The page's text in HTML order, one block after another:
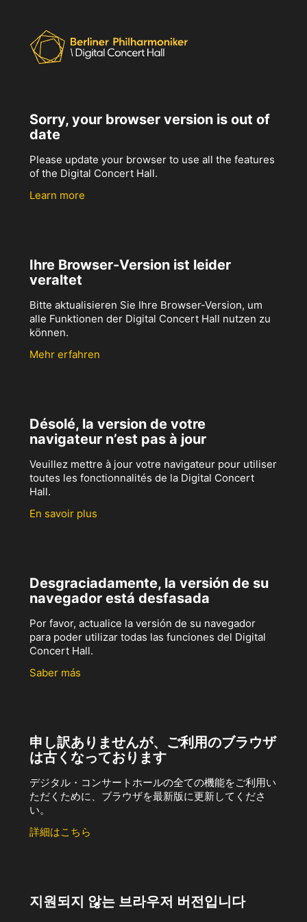
Sorry, your browser version is out of
date
Please update your browser to use all the features
of the Digital Concert Hall.
Learn more
Ihre Browser-Version ist leider
veraltet
Bitte aktualisieren Sie Ihre Browser-Version, um
alle Funktionen der Digital Concert Hall nutzen zu
können.
Mehr erfahren
Désolé, la version de votre
navigateur n’est pas à jour
Veuillez mettre à jour votre navigateur pour utiliser
toutes les fonctionnalités de la Digital Concert
Hall.
En savoir plus
Desgraciadamente, la versión de su
navegador está desfasada
Por favor, actualice la versión de su navegador
para poder utilizar todas las funciones del Digital
Concert Hall.
Saber más
申し訳ありませんが、ご利用のブラウザ
は古くなっております
デジタル・コンサートホールの全ての機能をご利用い
ただくために、ブラウザを最新版に更新してくださ
い。
詳細はこちら
지원되지 않는 브라우저 버전입니다